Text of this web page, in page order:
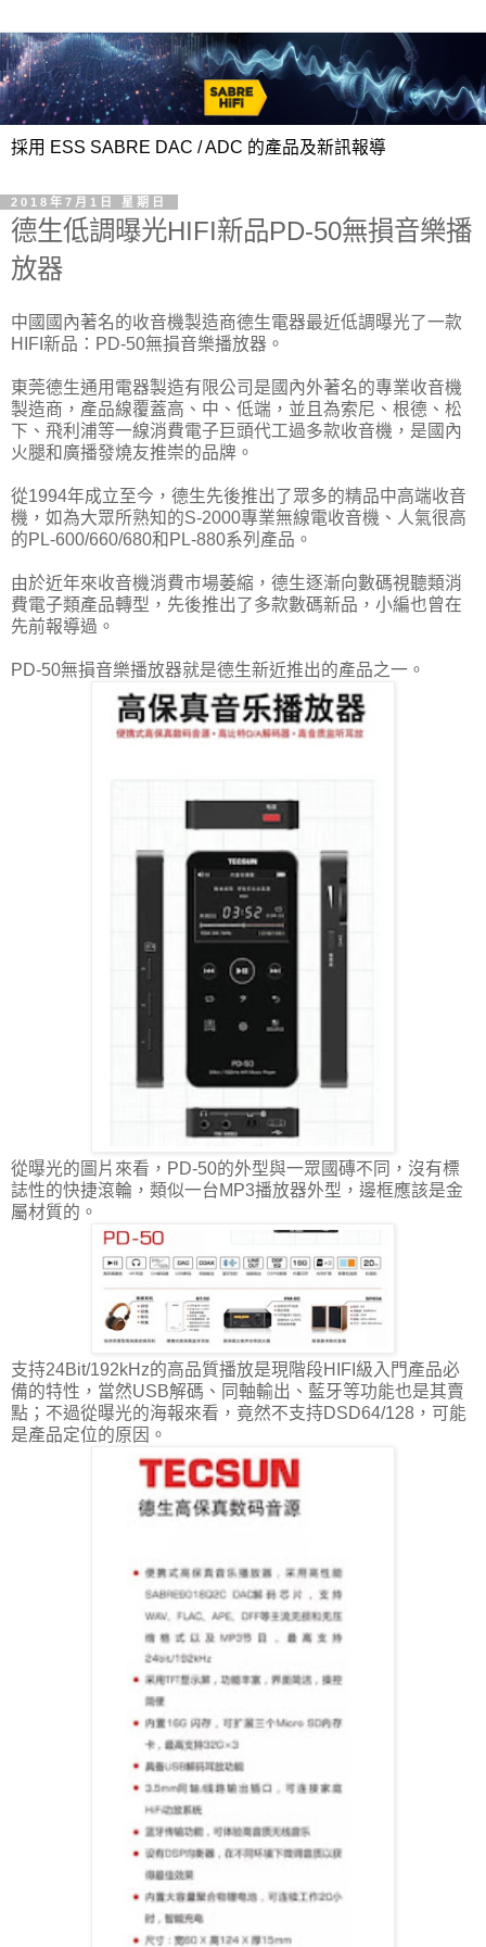
採用 ESS SABRE DAC / ADC 的產品及新訊報導
2018年7月1日 星期日
德生低調曝光HIFI新品PD-50無損音樂播
放器
中國國內著名的收音機製造商德生電器最近低調曝光了一款
HIFI新品：PD-50無損音樂播放器。
東莞德生通用電器製造有限公司是國內外著名的專業收音機
製造商，產品線覆蓋高、中、低端，並且為索尼、根德、松
下、飛利浦等一線消費電子巨頭代工過多款收音機，是國內
火腿和廣播發燒友推崇的品牌。
從1994年成立至今，德生先後推出了眾多的精品中高端收音
機，如為大眾所熟知的S-2000專業無線電收音機、人氣很高
的PL-600/660/680和PL-880系列產品。
由於近年來收音機消費市場萎縮，德生逐漸向數碼視聽類消
費電子類產品轉型，先後推出了多款數碼新品，小編也曾在
先前報導過。
PD-50無損音樂播放器就是德生新近推出的產品之一。
從曝光的圖片來看，PD-50的外型與一眾國磚不同，沒有標
誌性的快捷滾輪，類似一台MP3播放器外型，邊框應該是金
屬材質的。
支持24Bit/192kHz的高品質播放是現階段HIFI級入門產品必
備的特性，當然USB解碼、同軸輸出、藍牙等功能也是其賣
點；不過從曝光的海報來看，竟然不支持DSD64/128，可能
是產品定位的原因。